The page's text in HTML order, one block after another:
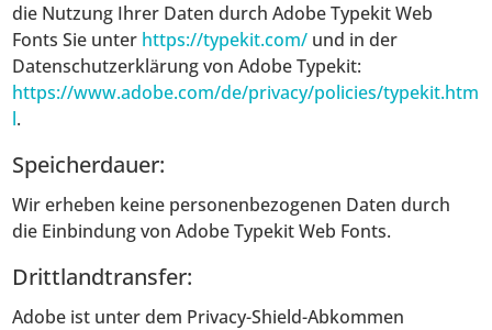
die Nutzung Ihrer Daten durch Adobe Typekit Web
Fonts Sie unter https://typekit.com/ und in der
Datenschutzerklärung von Adobe Typekit:
https://www.adobe.com/de/privacy/policies/typekit.htm
l.
Speicherdauer:
Wir erheben keine personenbezogenen Daten durch
die Einbindung von Adobe Typekit Web Fonts.
Drittlandtransfer:
Adobe ist unter dem Privacy-Shield-Abkommen